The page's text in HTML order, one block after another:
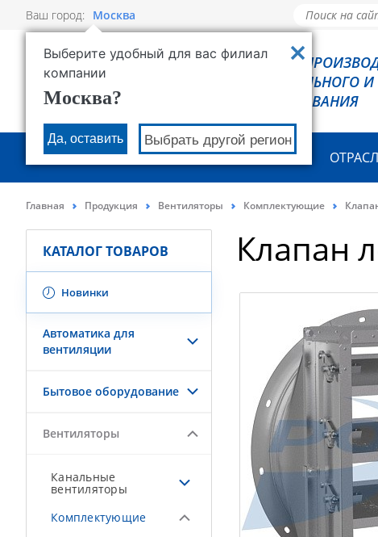
Ваш город: Москва
Выберите удобный для вас филиал
компании
Москва?
Да, оставить Выбрать другой регион
РОВЕН -
ХОЛОДИЛЬНОГО
ОБОРУДОВАНИЯ
О КОМПАНИИ ПРОДУКЦИЯ
Главная Продукция Вентиляторы Комплектующие
КАТАЛОГ ТОВАРОВ
Новинки
Автоматика для
вентиляции
Бытовое оборудование
Вентиляторы
Канальные
вентиляторы
Комплектующие
Клапан